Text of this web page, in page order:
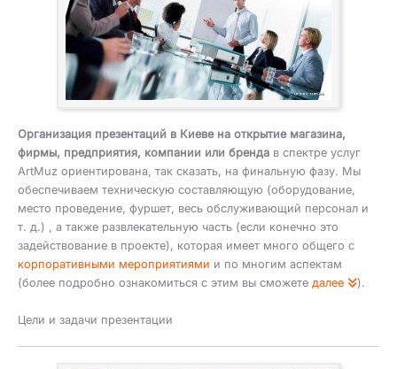
Организация презентаций в Киеве на открытие магазина,
фирмы, предприятия, компании или бренда в спектре услуг
ArtMuz ориентирована, так сказать, на финальную фазу. Мы
обеспечиваем техническую составляющую (оборудование,
место проведение, фуршет, весь обслуживающий персонал и
т. д.) , а также развлекательную часть (если конечно это
задействование в проекте), которая имеет много общего с
корпоративными мероприятиями и по многим аспектам
(более подробно ознакомиться с этим вы сможете далее ).
Цели и задачи презентации